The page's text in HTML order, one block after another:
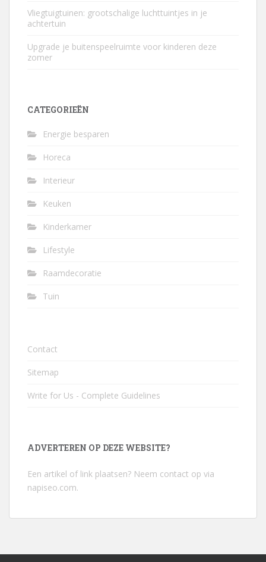
Vliegtuigtuinen: grootschalige luchttuintjes in je
achtertuin
Upgrade je buitenspeelruimte voor kinderen deze
zomer
CATEGORIEËN
Energie besparen
Horeca
Interieur
Keuken
Kinderkamer
Lifestyle
Raamdecoratie
Tuin
Contact
Sitemap
Write for Us - Complete Guidelines
ADVERTEREN OP DEZE WEBSITE?
Een artikel of link plaatsen? Neem contact op via
napiseo.com.